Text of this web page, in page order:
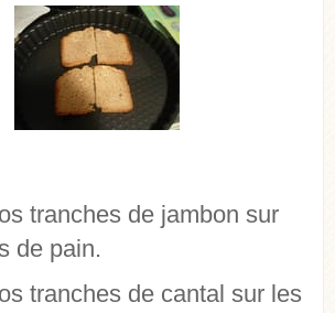
tranches de jambon sur
de pain.
tranches de cantal sur les